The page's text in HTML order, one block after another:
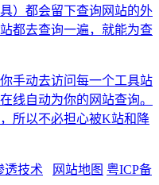
）都会留下查询网站的外
都去查询一遍，就能为查
手动去访问每一个工具站
线自动为你的网站查询。
所以不必担心被K站和降
透技术 网站地图 粤ICP备